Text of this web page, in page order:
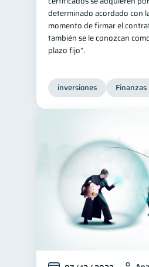
determinado acordado con
momento de firmar el
también se le conozcan
plazo fijo”.
inversiones